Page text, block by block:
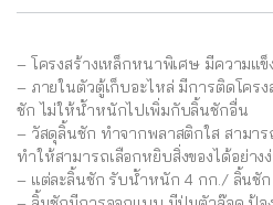
– โครงสร้างเหล็กหนาพิเศษ มีความแ
– ภายในตัวตู้เก็บอะไหล่ มีการติดโคร
ชัก ไม่ให้น้ำหนักไปเพิ่มกับลิ้นชักอื่น
– วัสดุลิ้นชัก ทำจากพลาสติกใส สามาร
ทำให้สามารถเลือกหยิบสิ่งของได้อย่าง
– แต่ละลิ้นชัก รับน้ำหนัก 4 กก./ ลิ้นชัก